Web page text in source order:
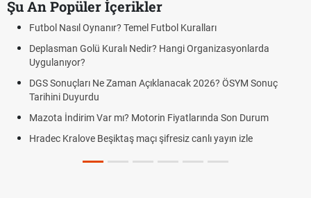
Şu An Popüler İçerikler
Futbol Nasıl Oynanır? Temel Futbol Kuralları
Deplasman Golü Kuralı Nedir? Hangi Organizasyonlarda
Uygulanıyor?
DGS Sonuçları Ne Zaman Açıklanacak 2026? ÖSYM Sonuç
Tarihini Duyurdu
Mazota İndirim Var mı? Motorin Fiyatlarında Son Durum
Hradec Kralove Beşiktaş maçı şifresiz canlı yayın izle